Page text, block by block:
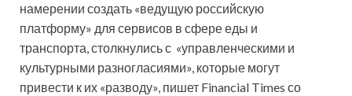
намерении создать «ведущую российскую
платформу» для сервисов в сфере еды и
транспорта, столкнулись с «управленческими и
культурными разногласиями», которые могут
привести к их «разводу», пишет Financial Times со